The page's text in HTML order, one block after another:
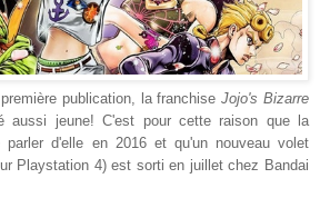
publication, la franchiseJojo's Bizarre
aussi jeune! C'est pour cette raison que la
parler d'elle en 2016 et qu'un nouveau volet
Playstation 4) est sorti en juillet chez Bandai